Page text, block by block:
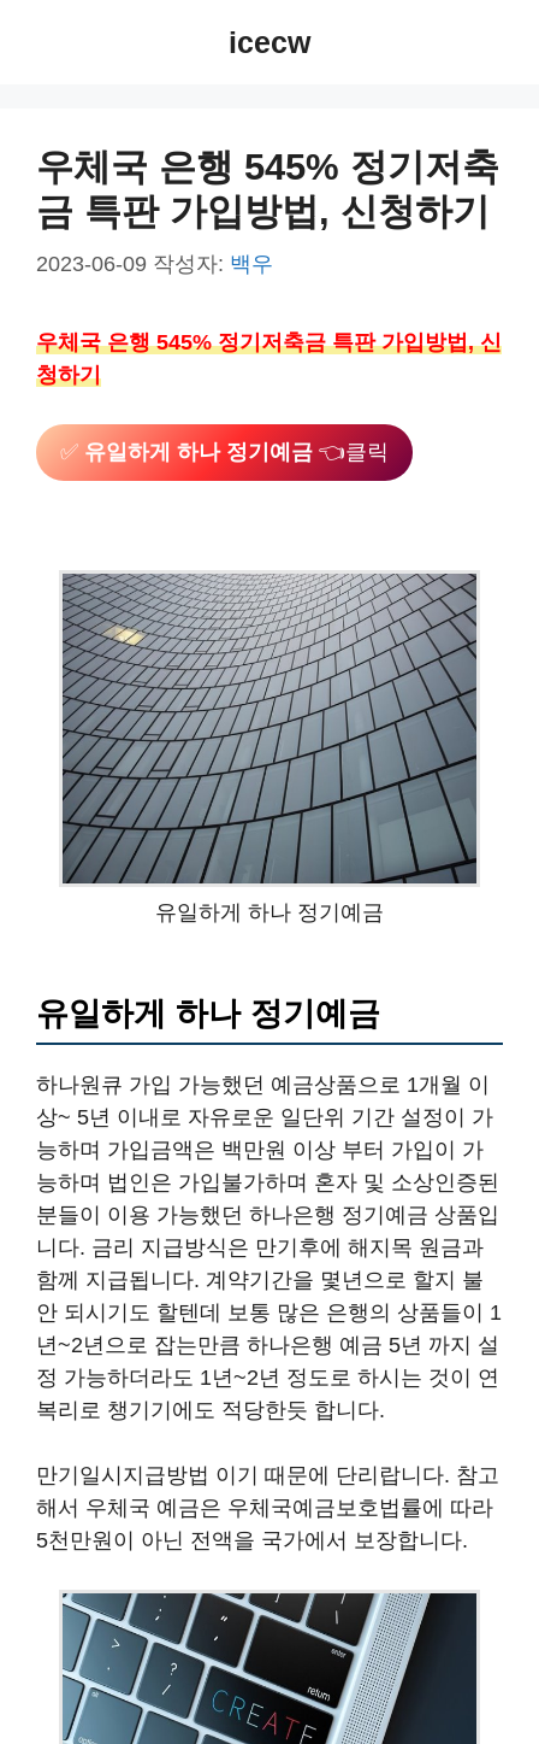
icecw
우체국 은행 545% 정기저축
금 특판 가입방법, 신청하기
2023-06-09 작성자: 백우
우체국 은행 545% 정기저축금 특판 가입방법, 신
청하기
✅ 유일하게 하나 정기예금 👈클릭
유일하게 하나 정기예금
유일하게 하나 정기예금
하나원큐 가입 가능했던 예금상품으로 1개월 이
상~ 5년 이내로 자유로운 일단위 기간 설정이 가
능하며 가입금액은 백만원 이상 부터 가입이 가
능하며 법인은 가입불가하며 혼자 및 소상인증된
분들이 이용 가능했던 하나은행 정기예금 상품입
니다. 금리 지급방식은 만기후에 해지목 원금과
함께 지급됩니다. 계약기간을 몇년으로 할지 불
안 되시기도 할텐데 보통 많은 은행의 상품들이 1
년~2년으로 잡는만큼 하나은행 예금 5년 까지 설
정 가능하더라도 1년~2년 정도로 하시는 것이 연
복리로 챙기기에도 적당한듯 합니다.
만기일시지급방법 이기 때문에 단리랍니다. 참고
해서 우체국 예금은 우체국예금보호법률에 따라
5천만원이 아닌 전액을 국가에서 보장합니다.